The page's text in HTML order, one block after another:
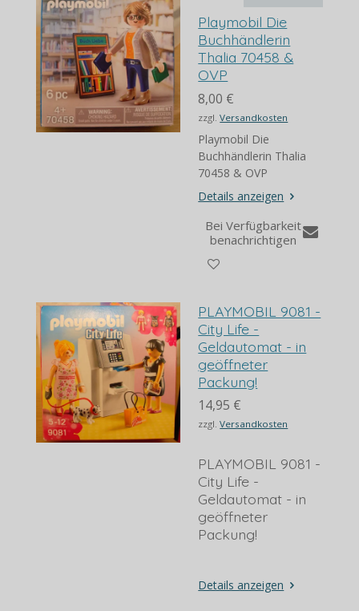
Playmobil Die
Buchhändlerin
Thalia 70458 &
OVP
8,00 €
zzgl.Versandkosten
Playmobil Die
Buchhändlerin Thalia
70458 & OVP
Details anzeigen
Bei Verfügbarkeit
benachrichtigen
PLAYMOBIL 9081 -
City Life -
Geldautomat - in
geöffneter
Packung!
14,95 €
zzgl.Versandkosten
PLAYMOBIL 9081 -
City Life -
Geldautomat - in
geöffneter
Packung!
Details anzeigen